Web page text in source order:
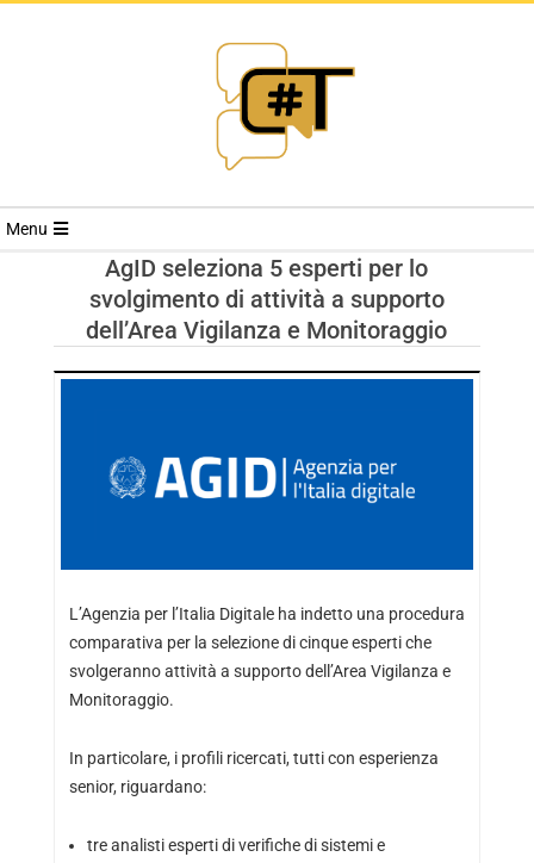
RIVISTA
TRENDS
Menu
AgID seleziona 5 esperti per lo
svolgimento di attività a supporto
dell’Area Vigilanza e Monitoraggio
L’Agenzia per l’Italia Digitale ha indetto una procedura
comparativa per la selezione di cinque esperti che
svolgeranno attività a supporto dell’Area Vigilanza e
Monitoraggio.
In particolare, i profili ricercati, tutti con esperienza
senior, riguardano:
tre analisti esperti di verifiche di sistemi e